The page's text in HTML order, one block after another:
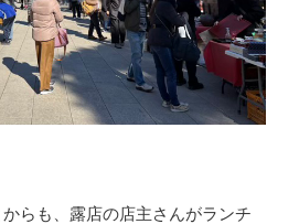
らも、露店の店主さんがランチ